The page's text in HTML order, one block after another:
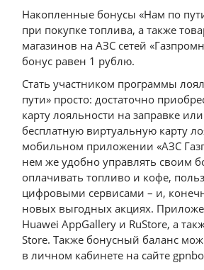
Накопленные бонусы «Нам по
при покупке топлива, а также
магазинов на АЗС сетей
бонус равен 1 рублю.
Стать участником программы
пути» просто: достаточно
карту лояльности на заправке
бесплатную виртуальную карту
мобильном приложении «АЗС
нем же удобно управлять своим
оплачивать топливо и кофе,
цифровыми сервисами – и,
новых выгодных акциях.
Huawei AppGallery и RuStore, а
Store. Также бонусный баланс
в личном кабинете на сайте